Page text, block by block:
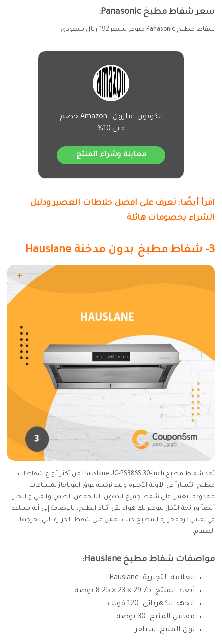
سعر شفاط مطبخ Panasonic:
شفاط مطبخ Panasonic متوفر بسعر 192 ريال سعودي.
الكوبون امازون - Amazon خصم
حتى 10%
معاينة وشراء المنتج
اقرأ أيضًا: تعرف على افضل خلاطات العصير ودليل
الشراء بخصومات هائلة
3- شفاط مطبخ بدون مدخنة Hauslane
يُعد شفاط مطبخ Hauslane UC-PS38SS 30-Inch من أكثر أنواع شفاطات
مطبخ انتشاراً في الآونة الأخيرة ويتم تركيبه فوق البوتاجاز بمسافات
معدودة ليعمل على شفط جميع الدهون الناتجة عن الطهي والقلي والبخار
أيضاً ورائحة الأكل لتوفير لكِ هواء نقي أثناء الطبخ، بالإضافة إلى أنه يساعد
في تقليل درجة حرارة المطبخ حيث يعمل على شفط الحرارة التي يخرجها
الطعام.
مواصفات شفاط مطبخ Hauslane:
العلامة التجارية: Hauslane.
أبعاد المنتج: 29.75 × 23 × 8.25 بوصة.
الجهد الكهربائي: 120 فولت.
مقاس المنتج: 30 بوصة.
لون المنتج: سيلفر.